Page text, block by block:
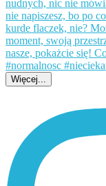
Więcej...